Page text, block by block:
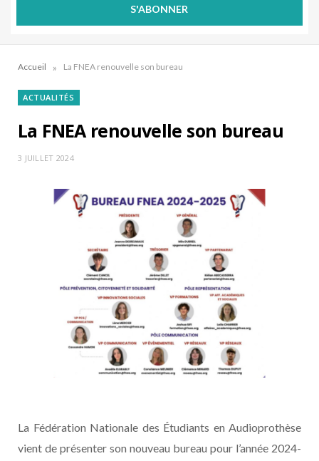
S'ABONNER
Accueil » La FNEA renouvelle son bureau
ACTUALITÉS
La FNEA renouvelle son bureau
3 JUILLET 2024
La Fédération Nationale des Étudiants en Audioprothèse
vient de présenter son nouveau bureau pour l’année 2024-